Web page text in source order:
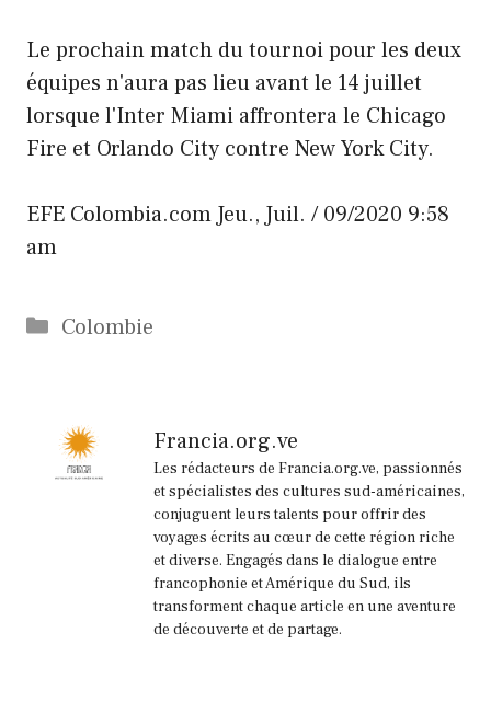
Le prochain match du tournoi pour les deux
équipes n'aura pas lieu avant le 14 juillet
lorsque l'Inter Miami affrontera le Chicago
Fire et Orlando City contre New York City.
EFE Colombia.com Jeu., Juil. / 09/2020 9:58
am
Catégories
Colombie
Francia.org.ve
Les rédacteurs de Francia.org.ve, passionnés
et spécialistes des cultures sud-américaines,
conjuguent leurs talents pour offrir des
voyages écrits au cœur de cette région riche
et diverse. Engagés dans le dialogue entre
francophonie et Amérique du Sud, ils
transforment chaque article en une aventure
de découverte et de partage.